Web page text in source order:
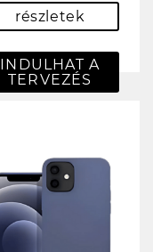
részletek
INDULHAT A
TERVEZÉS